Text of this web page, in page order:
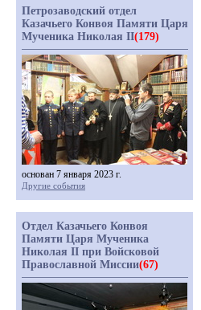
Петрозаводский отдел
Казачьего Конвоя Памяти Царя
Мученика Николая II(179)
основан 7 января 2023 г.
Другие события
Отдел Казачьего Конвоя
Памяти Царя Мученика
Николая II при Войсковой
Православной Миссии(67)